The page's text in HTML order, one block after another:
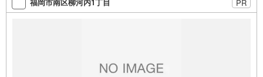
せくださいませ。
PR